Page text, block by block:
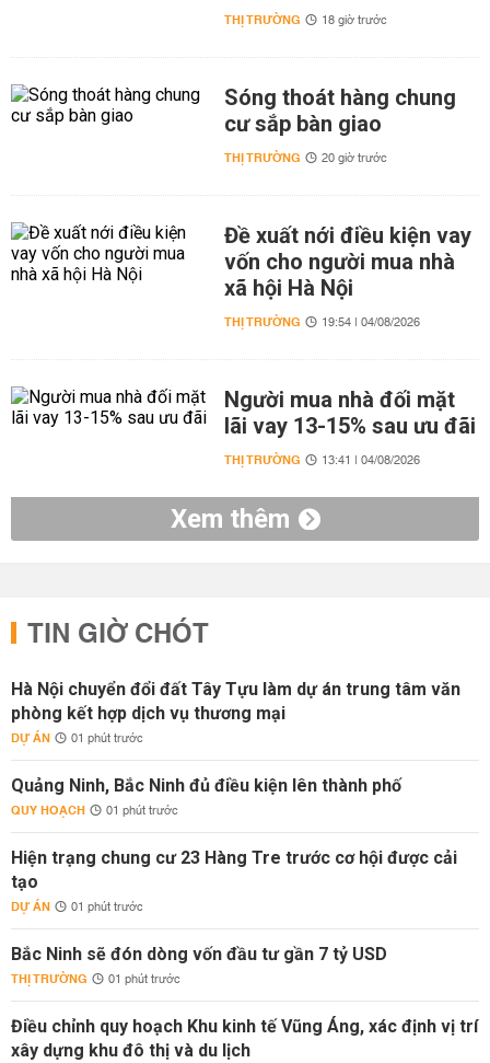
THỊ TRƯỜNG 18 giờ trước
Sóng thoát hàng chung
cư sắp bàn giao
THỊ TRƯỜNG 20 giờ trước
Đề xuất nới điều kiện vay
vốn cho người mua nhà
xã hội Hà Nội
THỊ TRƯỜNG 19:54 | 04/08/2026
Người mua nhà đối mặt
lãi vay 13-15% sau ưu đãi
THỊ TRƯỜNG 13:41 | 04/08/2026
Xem thêm
TIN GIỜ CHÓT
Hà Nội chuyển đổi đất Tây Tựu làm dự án trung tâm văn
phòng kết hợp dịch vụ thương mại
DỰ ÁN 01 phút trước
Quảng Ninh, Bắc Ninh đủ điều kiện lên thành phố
QUY HOẠCH 01 phút trước
Hiện trạng chung cư 23 Hàng Tre trước cơ hội được cải
tạo
DỰ ÁN 01 phút trước
Bắc Ninh sẽ đón dòng vốn đầu tư gần 7 tỷ USD
THỊ TRƯỜNG 01 phút trước
Điều chỉnh quy hoạch Khu kinh tế Vũng Áng, xác định vị trí
xây dựng khu đô thị và du lịch